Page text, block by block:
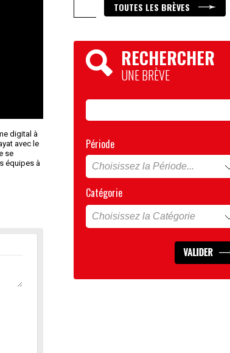
digital à
avec le
se
équipes à
TOUTES LES BRÈVES
RECHERCHER
UNE BRÈVE
Période
Catégorie